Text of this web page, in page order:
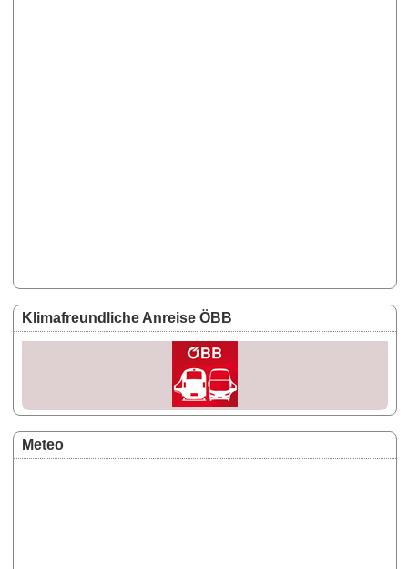
Klimafreundliche Anreise ÖBB
Meteo